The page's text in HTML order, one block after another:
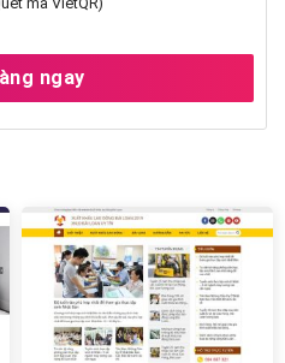
ngay